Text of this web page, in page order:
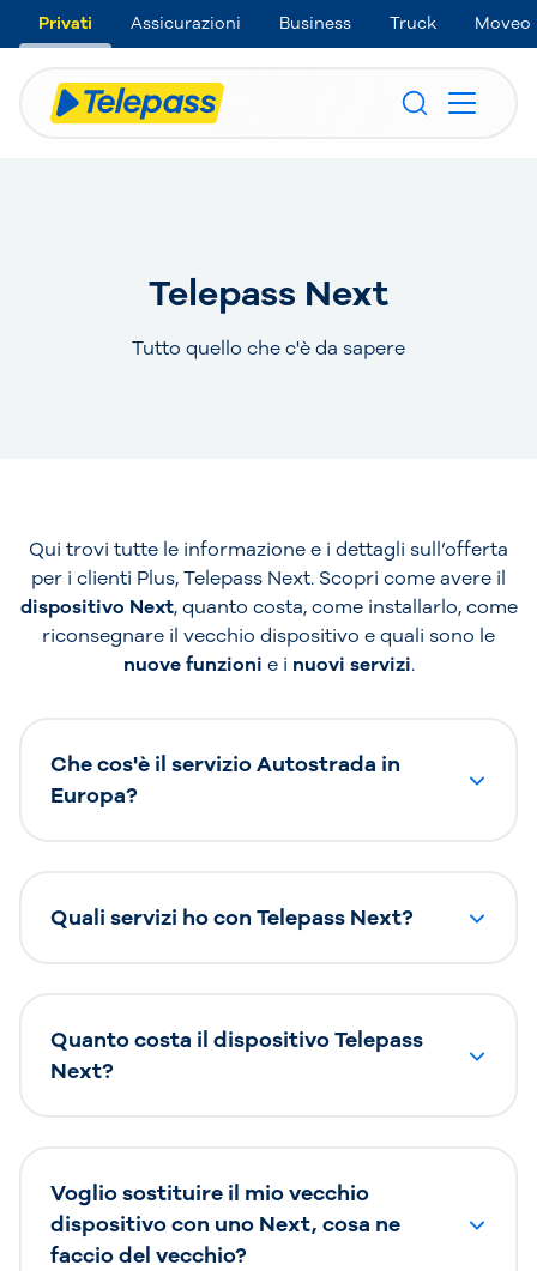
Privati Assicurazioni Business Truck Moveo
Telepass Next
Tutto quello che c'è da sapere
Qui trovi tutte le informazione e i dettagli sull’offerta
per i clienti Plus, Telepass Next. Scopri come avere il
dispositivo Next, quanto costa, come installarlo, come
riconsegnare il vecchio dispositivo e quali sono le
nuove funzioni e i nuovi servizi.
Che cos'è il servizio Autostrada in
Europa?
Quali servizi ho con Telepass Next?
Quanto costa il dispositivo Telepass
Next?
Voglio sostituire il mio vecchio
dispositivo con uno Next, cosa ne
faccio del vecchio?